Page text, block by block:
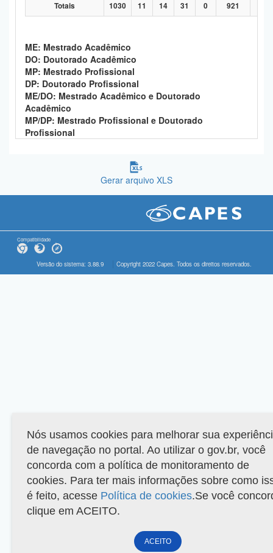
Totais 1030 11 14 31 0 921
ME: Mestrado Acadêmico
DO: Doutorado Acadêmico
MP: Mestrado Profissional
DP: Doutorado Profissional
ME/DO: Mestrado Acadêmico e Doutorado
Acadêmico
MP/DP: Mestrado Profissional e Doutorado
Profissional
Gerar arquivo XLS
Compatibilidade
Versão do sistema: 3.88.9 Copyright 2022 Capes. Todos os direitos reservados.
Nós usamos cookies para melhorar sua
de navegação no portal. Ao utilizar o gov.br, você
concorda com a política de monitoramento de
cookies. Para ter mais informações sobre como
é feito, acesse Política de cookies.Se você
clique em ACEITO.
ACEITO